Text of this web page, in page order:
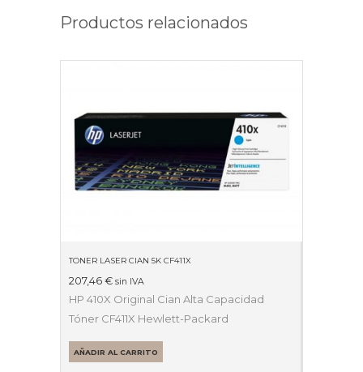
Productos relacionados
TONER LASER CIAN 5K CF411X
207,46 € sin IVA
HP 410X Original Cian Alta Capacidad
Tóner CF411X Hewlett-Packard
AÑADIR AL CARRITO